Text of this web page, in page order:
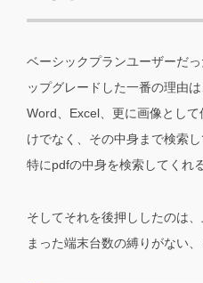
ベーシックプランユーザーだ
ップグレードした一番の理由
Word、Excel、更に画像とし
けでなく、その中身まで検索し
特にpdfの中身を検索してくれ
そしてそれを後押ししたのは
まった端末台数の縛りがない、